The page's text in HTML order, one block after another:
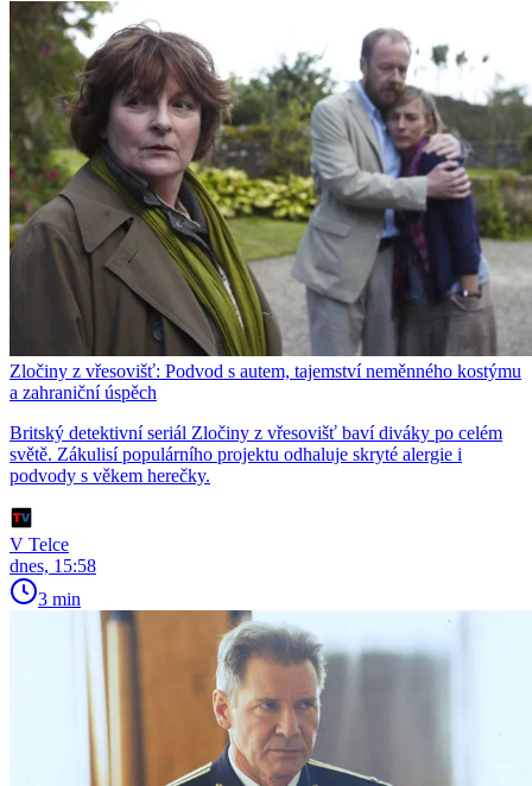
Zločiny z vřesovišť: Podvod s autem, tajemství neměnného kostýmu
a zahraniční úspěch
Britský detektivní seriál Zločiny z vřesovišť baví diváky po celém
světě. Zákulisí populárního projektu odhaluje skryté alergie i
podvody s věkem herečky.
V Telce
dnes, 15:58
3 min